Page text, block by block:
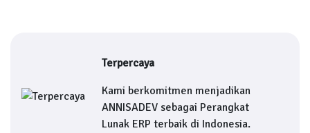
Terpercaya
Kami berkomitmen menjadikan
ANNISADEV sebagai Perangkat
Lunak ERP terbaik di Indonesia.